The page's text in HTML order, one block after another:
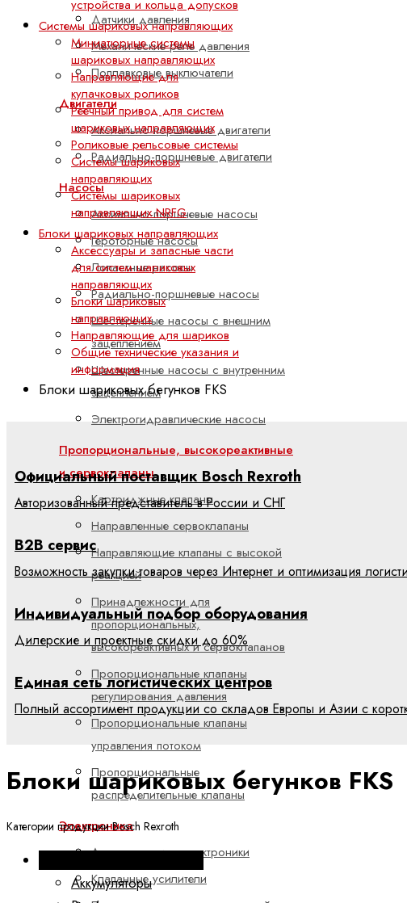
Датчики давления
Механические реле давления
Поплавковые выключатели
Двигатели
Аксиально-поршневые двигатели
Радиально-поршневые двигатели
Насосы
Аксиально-поршневые насосы
Героторные насосы
Лопастные насосы
Радиально-поршневые насосы
Шестеренные насосы с внешним
зацеплением
Шестеренные насосы с внутренним
зацеплением
Электрогидравлические насосы
Пропорциональные, высокореактивные
и сервоклапаны
Картриджные клапаны
Направленные сервоклапаны
Направляющие клапаны с высокой
реакцией
Принадлежности для
пропорциональных,
высокореактивных и сервоклапанов
Пропорциональные клапаны
регулирования давления
Пропорциональные клапаны
управления потоком
Пропорциональные
распределительные клапаны
Электроника
Аксессуары для электроники
Клапанные усилители
устройства и кольца допусков
Системы шариковых направляющих
Миниатюрные системы
шариковых направляющих
Направляющие для
кулачковых роликов
Реечный привод для систем
шариковых направляющих
Роликовые рельсовые системы
Системы шариковых
направляющих
Системы шариковых
направляющих NRFG
Блоки шариковых направляющих
Аксессуары и запасные части
для систем шариковых
направляющих
Блоки шариковых
направляющих
Направляющие для шариков
Общие технические указания и
информация
Блоки шариковых бегунков FKS
Официальный поставщик Bosch Rexroth
Авторизованный представитель в России и СНГ
B2B сервис
Возможность закупки товаров через Интернет и оптимизация
Индивидуальный подбор оборудования
Дилерские и проектные скидки до 60%
Единая сеть логистических центров
Полный ассортимент продукции со складов Европы и Азии с
Блоки шариковых бегунков FKS
Категории продукции Bosch Rexroth
Аккумуляторы